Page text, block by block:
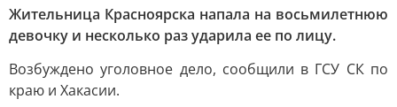
Жительница Красноярска напала на восьмилетнюю
девочку и несколько раз ударила ее по лицу.
Возбуждено уголовное дело, сообщили в ГСУ СК по
краю и Хакасии.